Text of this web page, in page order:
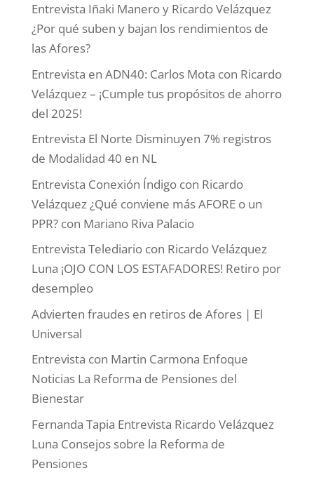
Entrevista Iñaki Manero y Ricardo Velázquez
¿Por qué suben y bajan los rendimientos de
las Afores?
Entrevista en ADN40: Carlos Mota con Ricardo
Velázquez – ¡Cumple tus propósitos de ahorro
del 2025!
Entrevista El Norte Disminuyen 7% registros
de Modalidad 40 en NL
Entrevista Conexión Índigo con Ricardo
Velázquez ¿Qué conviene más AFORE o un
PPR? con Mariano Riva Palacio
Entrevista Telediario con Ricardo Velázquez
Luna ¡OJO CON LOS ESTAFADORES! Retiro por
desempleo
Advierten fraudes en retiros de Afores | El
Universal
Entrevista con Martin Carmona Enfoque
Noticias La Reforma de Pensiones del
Bienestar
Fernanda Tapia Entrevista Ricardo Velázquez
Luna Consejos sobre la Reforma de
Pensiones